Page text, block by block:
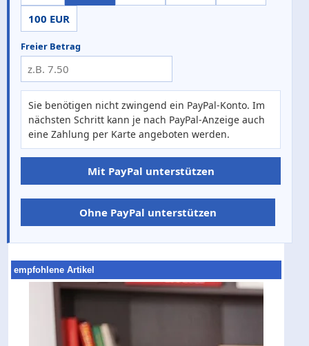
100 EUR
Freier Betrag
Sie benötigen nicht zwingend ein PayPal-Konto. Im
nächsten Schritt kann je nach PayPal-Anzeige auch
eine Zahlung per Karte angeboten werden.
Mit PayPal unterstützen
Ohne PayPal unterstützen
empfohlene Artikel